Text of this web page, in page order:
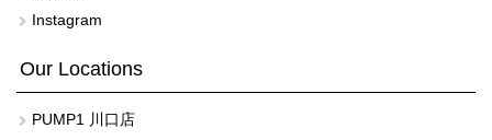
Instagram
Our Locations
PUMP1 川口店